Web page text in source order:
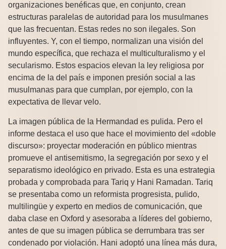
organizaciones benéficas que, en conjunto, crean
estructuras paralelas de autoridad para los musulmanes
que las frecuentan. Estas redes no son ilegales. Son
influyentes. Y, con el tiempo, normalizan una visión del
mundo específica, que rechaza el multiculturalismo y el
secularismo. Estos espacios elevan la ley religiosa por
encima de la del país e imponen presión social a las
musulmanas para que cumplan, por ejemplo, con la
expectativa de llevar velo.
La imagen pública de la Hermandad es pulida. Pero el
informe destaca el uso que hace el movimiento del «doble
discurso»: proyectar moderación en público mientras
promueve el antisemitismo, la segregación por sexo y el
separatismo ideológico en privado. Esta es una estrategia
probada y comprobada para Tariq y Hani Ramadan. Tariq
se presentaba como un reformista progresista, pulido,
multilingüe y experto en medios de comunicación, que
daba clase en Oxford y asesoraba a líderes del gobierno,
antes de que su imagen pública se derrumbara tras ser
condenado por violación. Hani adoptó una línea más dura,